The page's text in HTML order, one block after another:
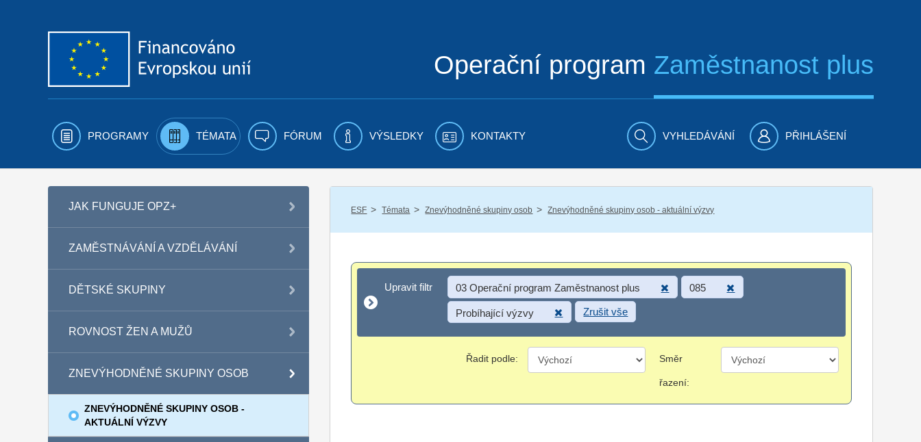
Operační program Zaměstnanost plus
PROGRAMY TÉMATA FÓRUM VÝSLEDKY KONTAKTY VYHLEDÁVÁNÍ PŘIHLÁŠENÍ
JAK FUNGUJE OPZ+
ZAMĚSTNÁVÁNÍ A VZDĚLÁVÁNÍ
DĚTSKÉ SKUPINY
ROVNOST ŽEN A MUŽŮ
ZNEVÝHODNĚNÉ SKUPINY OSOB
ZNEVÝHODNĚNÉ SKUPINY OSOB -
AKTUÁLNÍ VÝZVY
ESF / Témata / Znevýhodněné skupiny osob / Znevýhodněné skupiny osob - aktuální výzvy
Upravit filtr
Upravit filtr 03 Operační program Zaměstnanost plus 085
Probíhající výzvy Zrušit vše
Řadit podle: Směr
řazení: